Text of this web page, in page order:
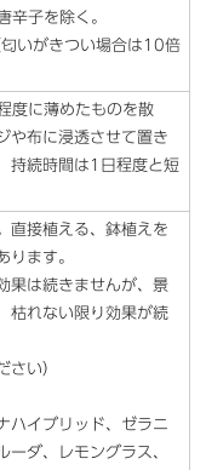
辛子を除く。
いがきつい場合は10倍
度に薄めたものを散
や布に浸透させて置き
持続時間は1日程度と短
直接植える、鉢植えを
ります。
果は続きませんが、景
枯れない限り効果が続
さい）
ハイブリッド、ゼラニ
ーダ、レモングラス、